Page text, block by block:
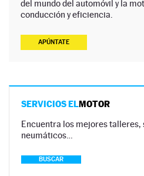
del mundo del automóvil y la
conducción y eficiencia.
APÚNTATE
SERVICIOS ELMOTOR
Encuentra los mejores talleres,
neumáticos…
BUSCAR